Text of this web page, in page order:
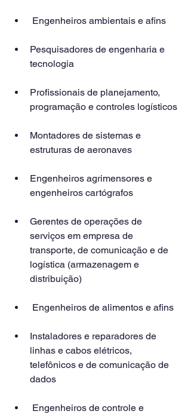
Engenheiros ambientais e afins
Pesquisadores de engenharia e
tecnologia
Profissionais de planejamento,
programação e controles logísticos
Montadores de sistemas e
estruturas de aeronaves
Engenheiros agrimensores e
engenheiros cartógrafos
Gerentes de operações de
serviços em empresa de
transporte, de comunicação e de
logística (armazenagem e
distribuição)
Engenheiros de alimentos e afins
Instaladores e reparadores de
linhas e cabos elétricos,
telefônicos e de comunicação de
dados